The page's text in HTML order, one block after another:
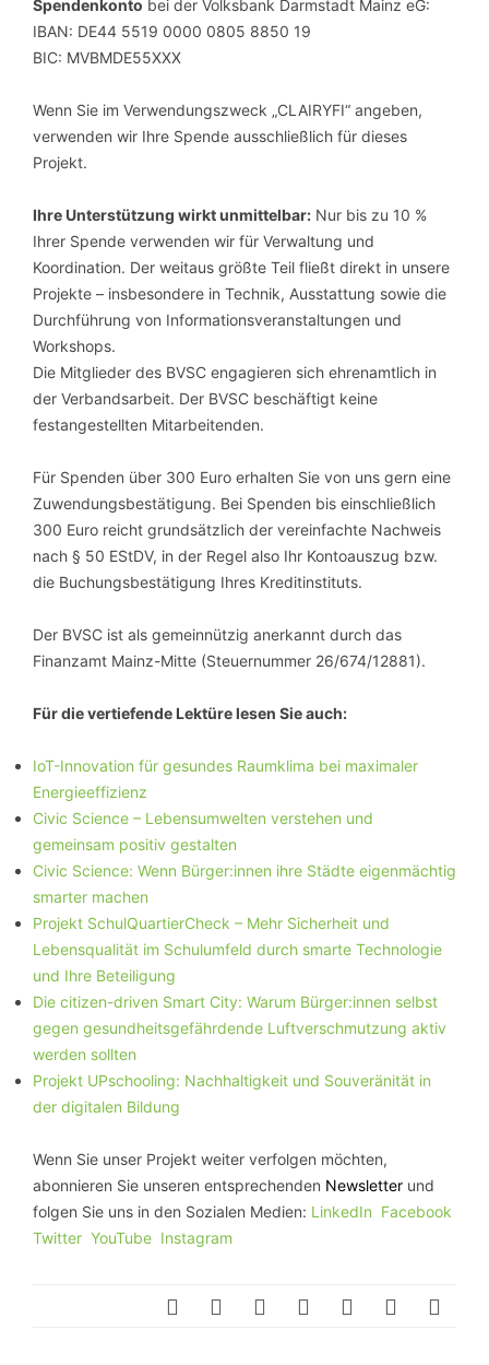
Spendenkonto bei der Volksbank Darmstadt Mainz eG:
IBAN: DE44 5519 0000 0805 8850 19
BIC: MVBMDE55XXX
Wenn Sie im Verwendungszweck „CLAIRYFI“ angeben,
verwenden wir Ihre Spende ausschließlich für dieses
Projekt.
Ihre Unterstützung wirkt unmittelbar: Nur bis zu 10 %
Ihrer Spende verwenden wir für Verwaltung und
Koordination. Der weitaus größte Teil fließt direkt in unsere
Projekte – insbesondere in Technik, Ausstattung sowie die
Durchführung von Informationsveranstaltungen und
Workshops.
Die Mitglieder des BVSC engagieren sich ehrenamtlich in
der Verbandsarbeit. Der BVSC beschäftigt keine
festangestellten Mitarbeitenden.
Für Spenden über 300 Euro erhalten Sie von uns gern eine
Zuwendungsbestätigung. Bei Spenden bis einschließlich
300 Euro reicht grundsätzlich der vereinfachte Nachweis
nach § 50 EStDV, in der Regel also Ihr Kontoauszug bzw.
die Buchungsbestätigung Ihres Kreditinstituts.
Der BVSC ist als gemeinnützig anerkannt durch das
Finanzamt Mainz-Mitte (Steuernummer 26/674/12881).
Für die vertiefende Lektüre lesen Sie auch:
IoT-Innovation für gesundes Raumklima bei maximaler
Energieeffizienz
Civic Science – Lebensumwelten verstehen und
gemeinsam positiv gestalten
Civic Science: Wenn Bürger:innen ihre Städte eigenmächtig
smarter machen
Projekt SchulQuartierCheck – Mehr Sicherheit und
Lebensqualität im Schulumfeld durch smarte Technologie
und Ihre Beteiligung
Die citizen-driven Smart City: Warum Bürger:innen selbst
gegen gesundheitsgefährdende Luftverschmutzung aktiv
werden sollten
Projekt UPschooling: Nachhaltigkeit und Souveränität in
der digitalen Bildung
Wenn Sie unser Projekt weiter verfolgen möchten,
abonnieren Sie unseren entsprechenden Newsletter und
folgen Sie uns in den Sozialen Medien: LinkedIn Facebook
Twitter YouTube Instagram